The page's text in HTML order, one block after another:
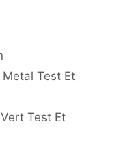
Test Et
Test Et